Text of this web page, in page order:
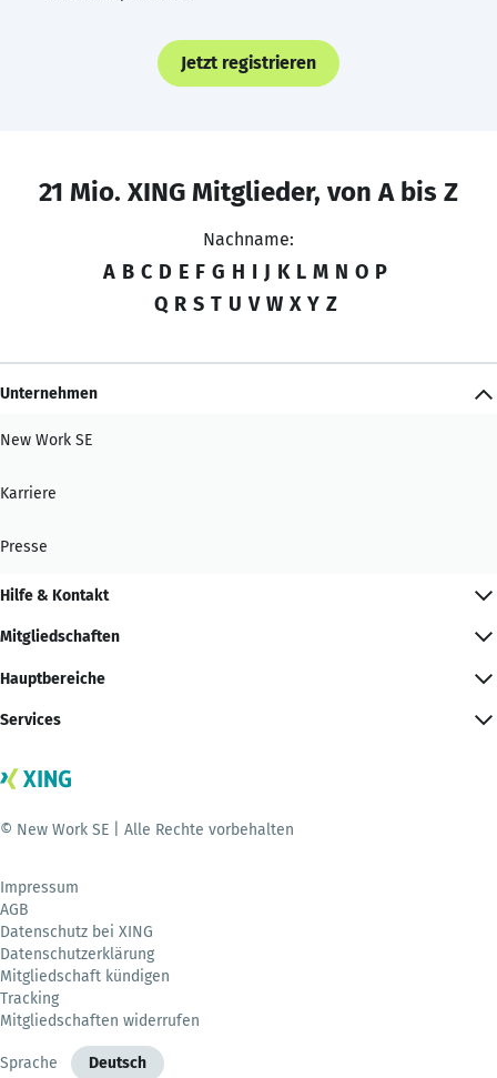
Jetzt registrieren
21 Mio. XING Mitglieder, von A bis Z
Nachname:
A B C D E F G H I J K L M N O P
Q R S T U V W X Y Z
Unternehmen
New Work SE
Karriere
Presse
Hilfe & Kontakt
Mitgliedschaften
Hauptbereiche
Services
© New Work SE | Alle Rechte vorbehalten
Impressum
AGB
Datenschutz bei XING
Datenschutzerklärung
Mitgliedschaft kündigen
Tracking
Mitgliedschaften widerrufen
Sprache Deutsch